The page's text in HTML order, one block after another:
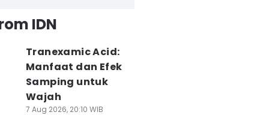
IDN
Tranexamic Acid:
Manfaat dan Efek
Samping untuk
Wajah
7 Aug 2026, 20:10 WIB